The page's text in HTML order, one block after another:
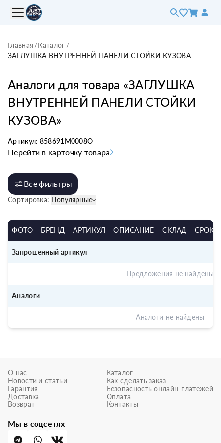
Главная /Каталог /
ЗАГЛУШКА ВНУТРЕННЕЙ ПАНЕЛИ СТОЙКИ КУЗОВА
Аналоги для товара «ЗАГЛУШКА
ВНУТРЕННЕЙ ПАНЕЛИ СТОЙКИ
КУЗОВА»
Артикул: 858691M0008O
Перейти в карточку товара
Все фильтры
Сортировка: Популярные
ФОТО БРЕНД АРТИКУЛ ОПИСАНИЕ СКЛАД СРОК
Запрошенный артикул
Предложения не найдены
Аналоги
Аналоги не найдены
О нас
Новости и статьи
Гарантия
Доставка
Возврат
Каталог
Как сделать заказ
Безопасность онлайн-платежей
Оплата
Контакты
Мы в соцсетях